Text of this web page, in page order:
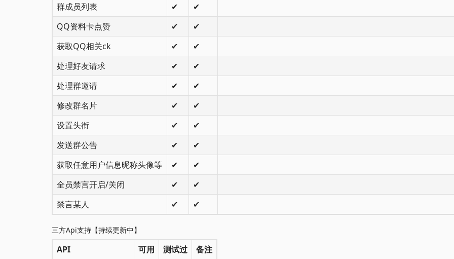
群成员列表
✔
✔
QQ资料卡点赞
✔
✔
获取QQ相关ck
✔
✔
处理好友请求
✔
✔
处理群邀请
✔
✔
修改群名片
✔
✔
设置头衔
✔
✔
发送群公告
✔
✔
获取任意用户信息昵称头像等
✔
✔
全员禁言开启/关闭
✔
✔
禁言某人
✔ ✔
三方Api支持【持续更新中】
API 可用 测试过 备注